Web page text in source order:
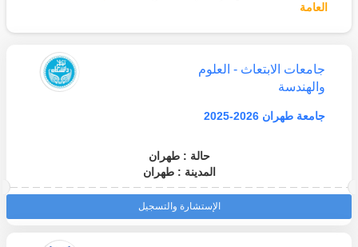
العامة
جامعات الابتعاث - العلوم
والهندسة
جامعة طهران 2026-2025
حالة : طهران
المدينة : طهران
الإستشارة والتسجيل